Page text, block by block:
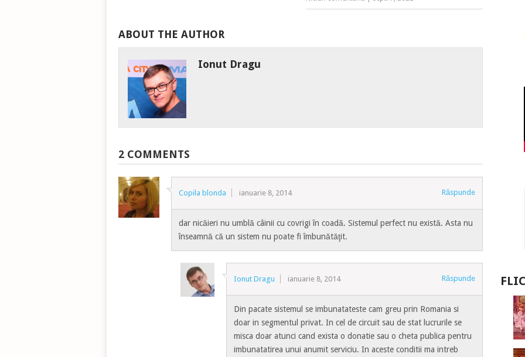
ABOUT THE AUTHOR
Ionut Dragu
2 COMMENTS
Copila blonda ianuarie 8, 2014 Răspunde
dar nicăieri nu umblă câinii cu covrigi în coadă. Sistemul perfect nu există. Asta nu
înseamnă că un sistem nu poate fi îmbunătăţit.
Ionut Dragu ianuarie 8, 2014 Răspunde
Din pacate sistemul se imbunatateste cam greu prin Romania si
doar in segmentul privat. In cel de circuit sau de stat lucrurile se
misca doar atunci cand exista o donatie sau o cheta publica pentru
imbunatatirea unui anumit serviciu. In aceste conditii ma intreb